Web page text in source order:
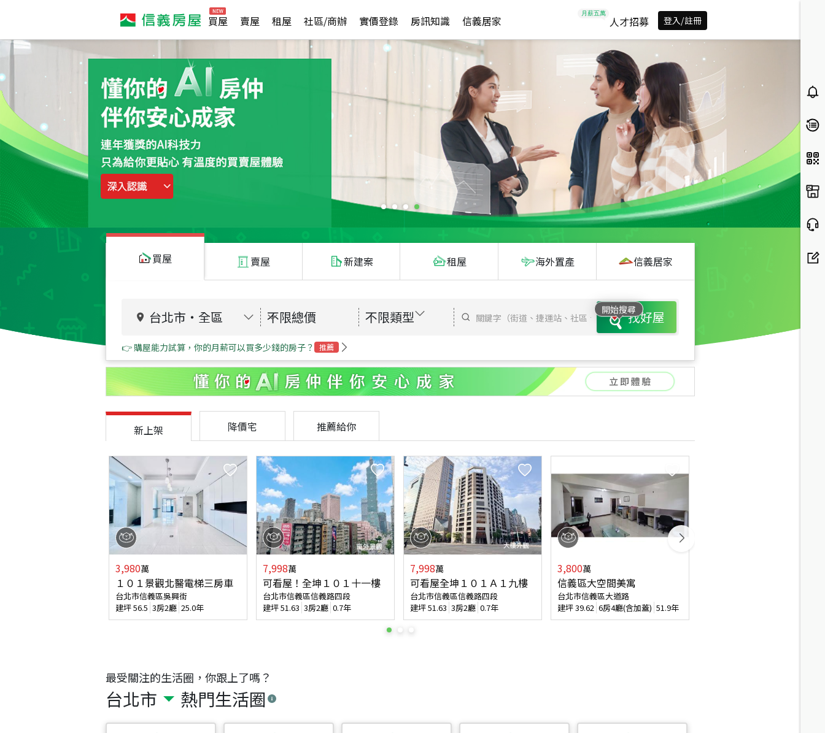
買屋 賣屋 租屋 社區/商辦 實價登錄 房訊知識 信義居家 人才招募 登入/註冊
買屋 賣屋 新建案 租屋 海外置產 信義居家
台北市 ・ 全區 不限總價 不限類型 開始搜尋找好屋
👉 購屋能力試算，你的月薪可以買多少錢的房子？ 推薦
最受關注的生活圈，你跟上了嗎？
台北市 熱門生活圈
新上架 降價宅 推薦給你
3,980萬
１０１景觀北醫電梯三房車
台北市信義區吳興街
建坪56.5 3房2廳 25.0年
7,998萬
可看屋！全坤１０１十一樓
台北市信義區信義路四段
建坪51.63 3房2廳 0.7年
7,998萬
可看屋全坤１０１Ａ１九樓
台北市信義區信義路四段
建坪51.63 3房2廳 0.7年
3,800萬
信義區大空間美寓
台北市信義區大道路
建坪39.62 6房4廳(含加蓋) 51.9年